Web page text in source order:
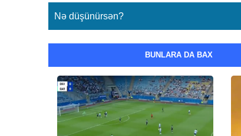
Nə düşünürsən?
BUNLARA DA BAX